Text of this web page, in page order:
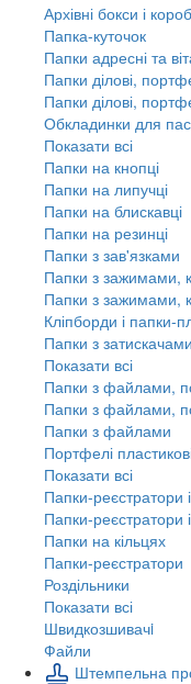
Архівні бокси і
Папка-куточок
Папки адресні та
Папки ділові,
Папки ділові,
Обкладинки для
Показати всі
Папки на кнопці
Папки на липучці
Папки на блискавці
Папки на резинці
Папки з зав'язками
Папки з зажимами,
Папки з зажимами,
Кліпборди і папки-
Папки з затискачами
Показати всі
Папки з файлами,
Папки з файлами,
Папки з файлами
Портфелі
Показати всі
Папки-реєстратори
Папки-реєстратори
Папки на кільцях
Папки-реєстратори
Роздільники
Показати всі
Швидкозшивачi
Файли
Штемпельна